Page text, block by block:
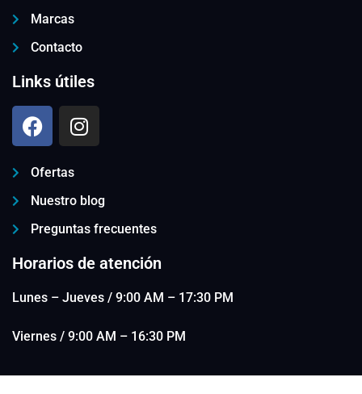
Marcas
Contacto
Links útiles
Ofertas
Nuestro blog
Preguntas frecuentes
Horarios de atención
Lunes – Jueves / 9:00 AM – 17:30 PM
Viernes / 9:00 AM – 16:30 PM